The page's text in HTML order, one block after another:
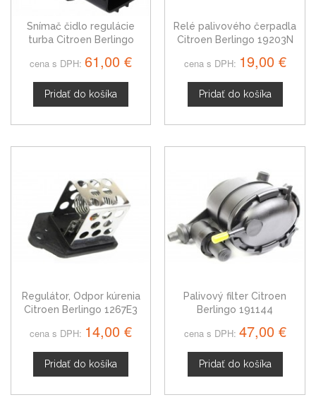
Snímač čidlo regulácie
turba Citroen Berlingo
cena s DPH: 61,00 €
Pridať do košíka
Relé palivového čerpadla
Citroen Berlingo 19203N
cena s DPH: 19,00 €
Pridať do košíka
Regulátor, Odpor kúrenia
Citroen Berlingo 1267E3
cena s DPH: 14,00 €
Pridať do košíka
Palivový filter Citroen
Berlingo 191144
cena s DPH: 47,00 €
Pridať do košíka